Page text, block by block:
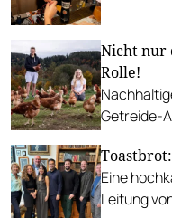
Nicht nur
Rolle!
Getreide-
Eine
Leitung